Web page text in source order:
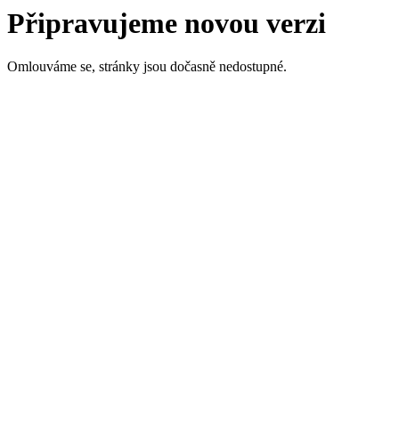
Připravujeme novou verzi
Omlouváme se, stránky jsou dočasně nedostupné.